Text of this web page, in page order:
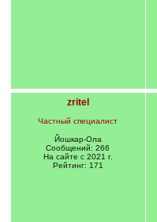
zritel
Частный специалист
Йошкар-Ола
Сообщений: 266
На сайте с 2021 г.
Рейтинг: 171